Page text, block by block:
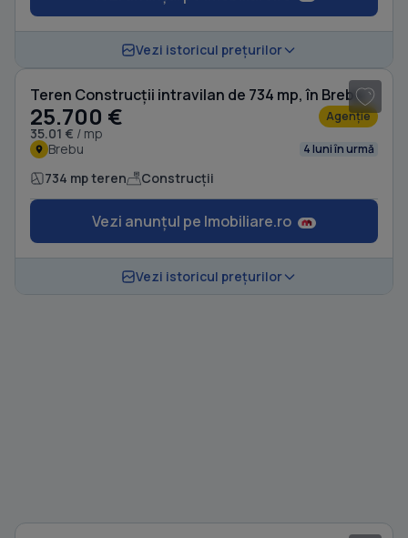
Vezi istoricul prețurilor
Teren Construcții intravilan de 734 mp, în Brebu
25.700 €
35.01 € / mp
Agenție
Brebu 4 luni în urmă
734 mp teren Construcții
Vezi anunțul pe Imobiliare.ro
Vezi istoricul prețurilor